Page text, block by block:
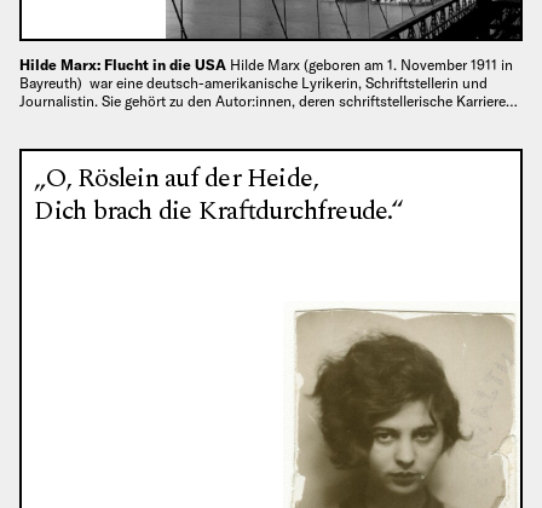
Hilde Marx: Flucht in die USA Hilde Marx (geboren am 1. November 1911 in
Bayreuth) war eine deutsch-amerikanische Lyrikerin, Schriftstellerin und
Journalistin. Sie gehört zu den Autor:innen, deren schriftstellerische Karriere…
„O, Röslein auf der Heide,
Dich brach die Kraftdurchfreude.“